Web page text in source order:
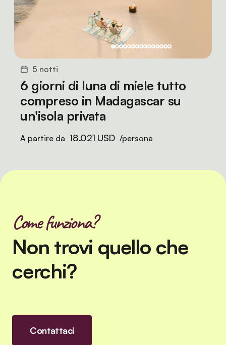
5 notti
6 giorni di luna di miele tutto
compreso in Madagascar su
un'isola privata
A partire da 18.021 USD /persona
Come funziona?
Non trovi quello che
cerchi?
Contattaci